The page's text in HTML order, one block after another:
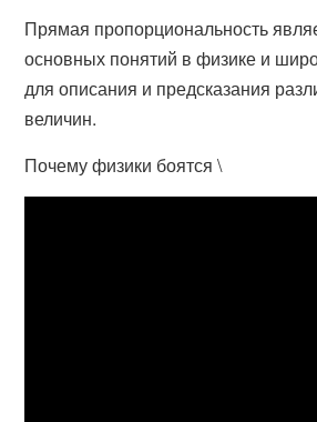
Прямая пропорциональность
основных понятий в физике и
для описания и предсказания
величин.
Почему физики боятся \